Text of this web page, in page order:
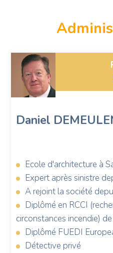
Photo
Daniel
Demeulenaere
Daniel
Ecole d'architecture à
Expert après sinistre
A rejoint la société
Diplômé en RCCI
circonstances incendie)
Diplômé FUEDI
Détective privé